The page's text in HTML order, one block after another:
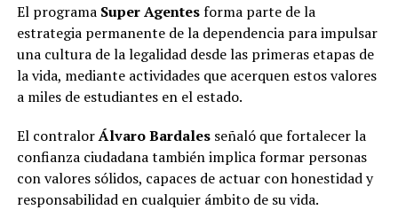
El programa Super Agentesforma parte de la
estrategia permanente de la dependencia para impulsar
una cultura de la legalidad desde las primeras etapas de
la vida, mediante actividades que acerquen estos valores
a miles de estudiantes en el estado.
El contralorÁlvaro Bardalesseñaló que fortalecer la
confianza ciudadana también implica formar personas
con valores sólidos, capaces de actuar con honestidad y
responsabilidad en cualquier ámbito de su vida.